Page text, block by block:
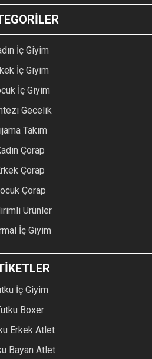
İç Giyim
İç Giyim
İç Giyim
Gecelik
Takım
Çorap
Çorap
Çorap
Ürünler
İç Giyim
İç Giyim
Boxer
Erkek Atlet
Bayan Atlet